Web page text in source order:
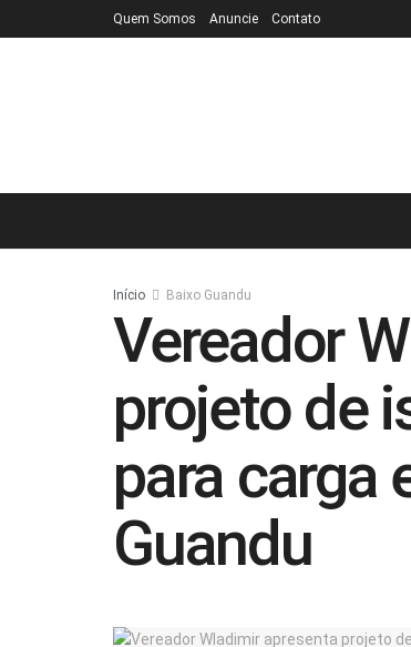
Quem Somos Anuncie Contato
Início Baixo Guandu
Vereador
projeto de
para carga
Guandu